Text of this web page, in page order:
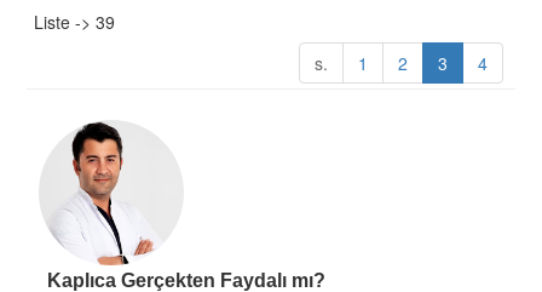
Liste -> 39
s.
1 2 3 4
Kaplıca Gerçekten Faydalı mı?